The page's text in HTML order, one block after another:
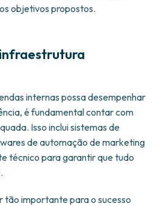
objetivos propostos.
internas possa desempenhar
é fundamental contar com
Isso inclui sistemas de
de automação de marketing
técnico para garantir que tudo
tão importante para o sucesso